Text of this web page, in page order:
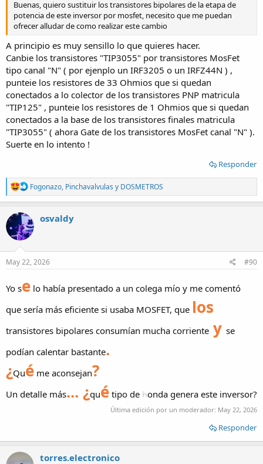
Buenas, quiero sustituir los transistores bipolares de la etapa de
potencia de este inversor por mosfet, necesito que me puedan
ofrecer alludar de como realizar este cambio
A principio es muy sensillo lo que quieres hacer.
Canbie los transistores "TIP3055" por transistores MosFet
tipo canal "N" ( por ejenplo un IRF3205 o un IRFZ44N ) ,
punteie los resistores de 33 Ohmios que si quedan
conectados a lo colector de los transistores PNP matricula
"TIP125" , punteie los resistores de 1 Ohmios que si quedan
conectados a la base de los transistores finales matricula
"TIP3055" ( ahora Gate de los transistores MosFet canal "N" ).
Suerte en lo intento !
Responder
R
e
a
t
i
n
Fogonazo, Pinchavalvulas y DOSMETROS
osvaldy
May 22, 2026 #90
Yo se lo había presentado a un colega mío y me comentó
que sería más eficiente si usaba MOSFET, que los
transistores bipolares consumían mucha corriente y se
podían calentar bastante.
¿Qué me aconsejan?
Un detalle más... ¿qué tipo de honda genera este inversor?
Última edición por un moderador: May 22, 2026
Responder
torres.electronico